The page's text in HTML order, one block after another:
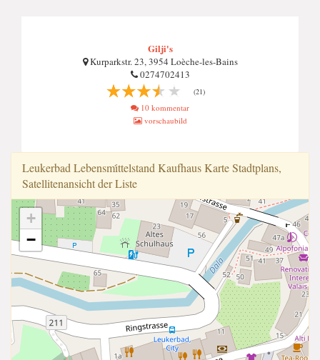
Gilji's
Kurparkstr. 23, 3954 Loèche-les-Bains
0274702413
(21)
10 kommentar
vorschaubild
Leukerbad Lebensmi̇ttelstand Kaufhaus Karte Stadtplans,
Satellitenansicht der Liste
+
−